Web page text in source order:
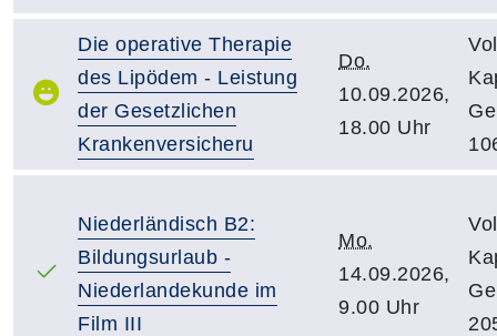
Die operative Therapie
des Lipödem - Leistung
der Gesetzlichen
Krankenversicheru
Do.
10.09.2026,
18.00 Uhr
Niederländisch B2:
Bildungsurlaub -
Niederlandekunde im
Film III
Mo.
14.09.2026,
9.00 Uhr